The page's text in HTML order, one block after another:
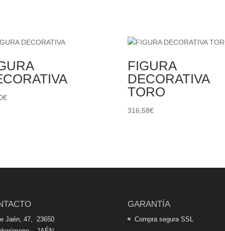
€
FIGURA
DECORATIVA
TORO
316,58€
Jaén, 47, 23650
GARANTÍA
Compra segura SSL